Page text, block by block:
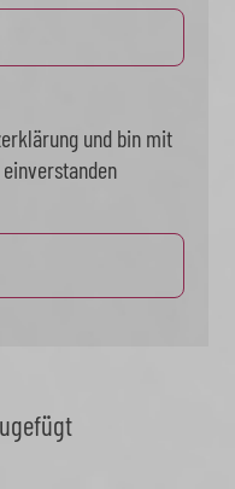
und bin mit